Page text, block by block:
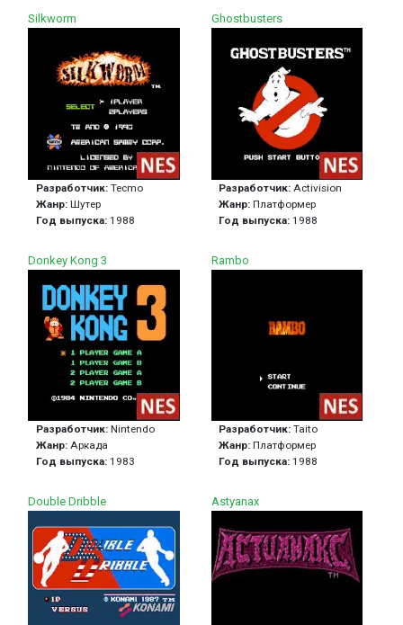
Silkworm
Разработчик: Tecmo
Жанр: Шутер
Год выпуска: 1988
Ghostbusters
Разработчик: Activision
Жанр:Платформер
Год выпуска:1988
Donkey Kong 3
Разработчик: Nintendo
Жанр: Аркада
Год выпуска: 1983
Rambo
Разработчик:Taito
Жанр:Платформер
Год выпуска:1988
Double Dribble Astyanax